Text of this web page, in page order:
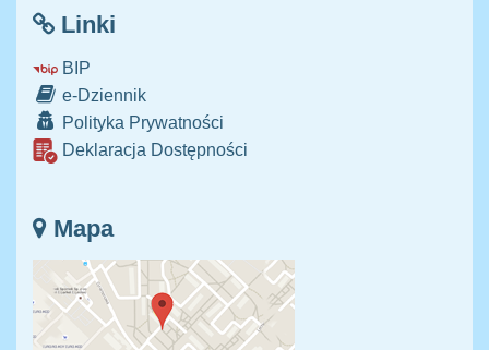
Linki
BIP
e-Dziennik
Polityka Prywatności
Deklaracja Dostępności
Mapa